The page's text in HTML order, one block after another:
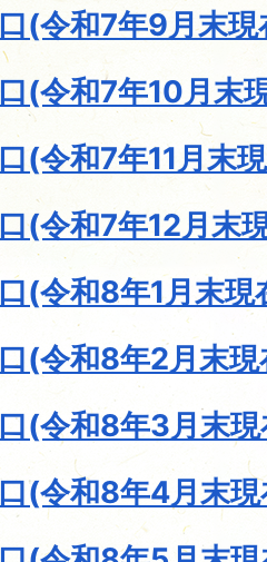
(令和7年9月末現
(令和7年10月末
(令和7年11月末
(令和7年12月末
(令和8年1月末現
(令和8年2月末
(令和8年3月末
(令和8年4月末